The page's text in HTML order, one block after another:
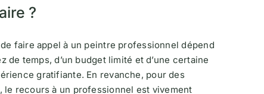
?
faire appel à un peintre professionnel dépend
temps, d’un budget limité et d’une certaine
gratifiante. En revanche, pour des
recours à un professionnel est vivement